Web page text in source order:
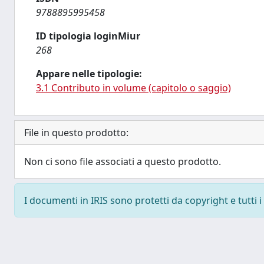
9788895995458
ID tipologia loginMiur
268
Appare nelle tipologie:
3.1 Contributo in volume (capitolo o saggio)
File in questo prodotto:
Non ci sono file associati a questo prodotto.
I documenti in IRIS sono protetti da copyright e tutti